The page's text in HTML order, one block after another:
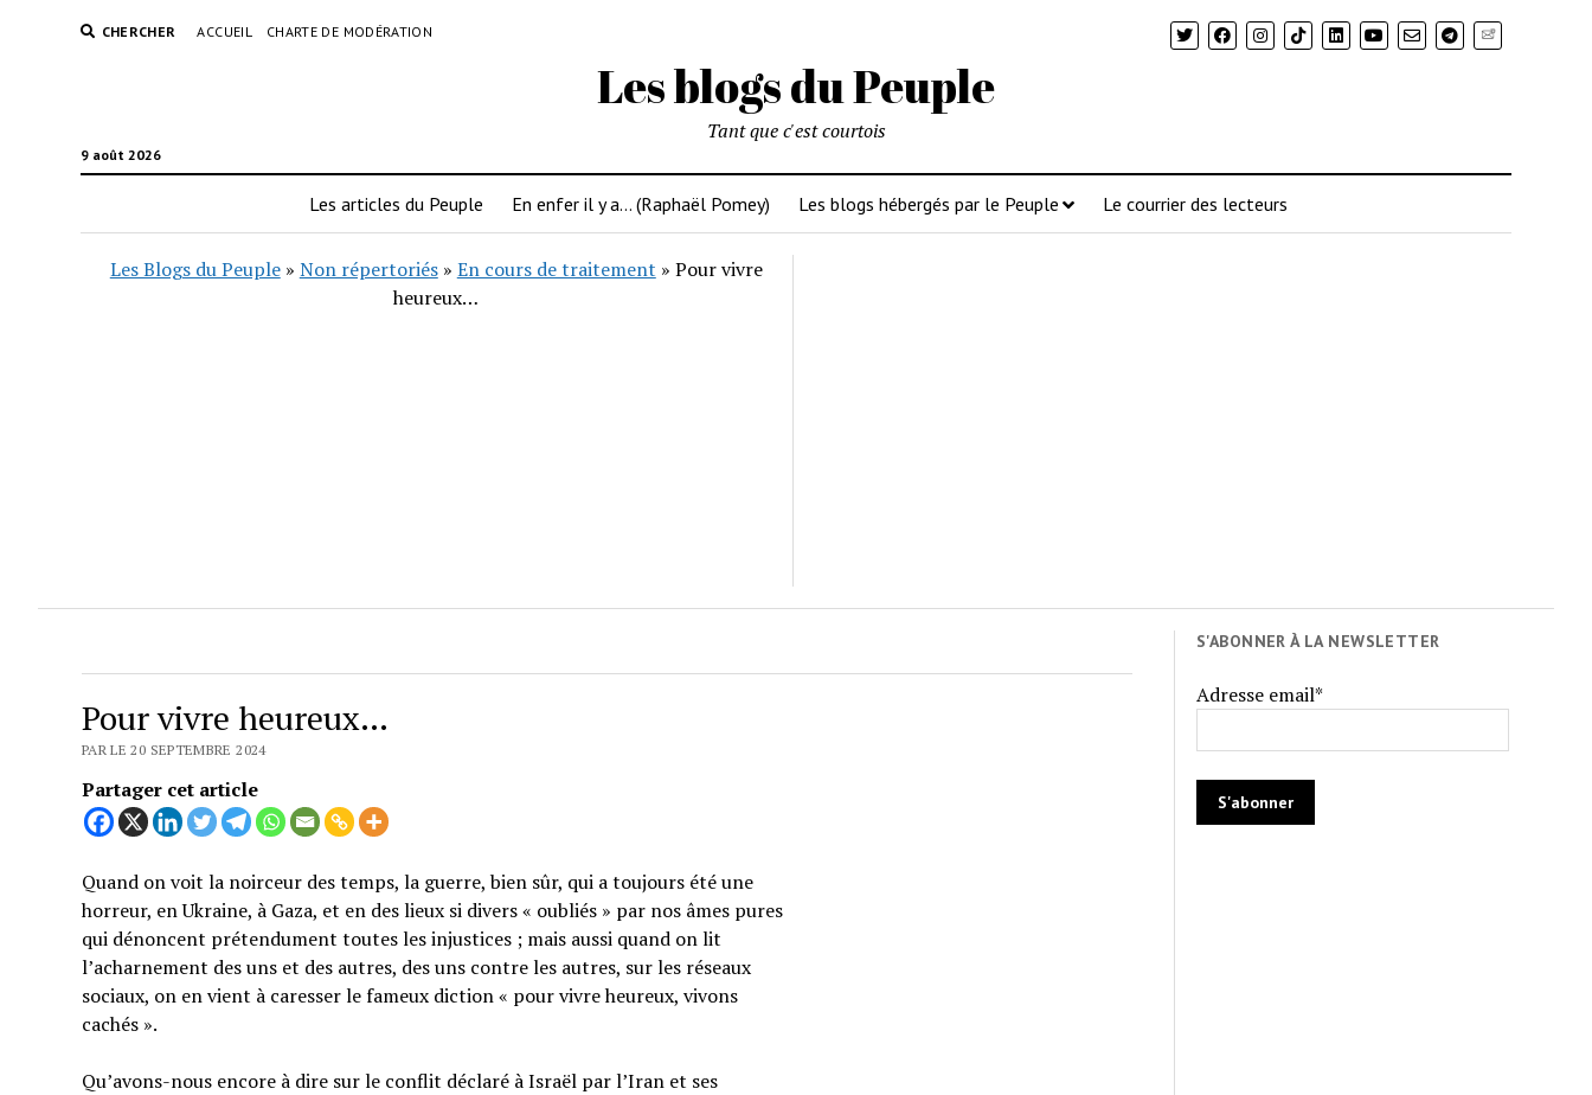
CHERCHER ACCUEIL CHARTE DE MODÉRATION Newsletter
Les blogs du Peuple
9 août 2026
Tant que c'est courtois
Les articles du Peuple En enfer il y a… (Raphaël Pomey) Les blogs hébergés par le Peuple Le courrier des lecteurs
Les Blogs du Peuple» Non répertoriés» En cours de traitement » Pour vivre
heureux…
Pour vivre heureux…
PAR LE 20 SEPTEMBRE 2024
Partager cet article
Quand on voit la noirceur des temps, la guerre, bien sûr, qui a toujours été une
horreur, en Ukraine, à Gaza, et en des lieux si divers « oubliés » par nos âmes pures
qui dénoncent prétendument toutes les injustices ; mais aussi quand on lit
l’acharnement des uns et des autres, des uns contre les autres, sur les réseaux
sociaux, on en vient à caresser le fameux diction « pour vivre heureux, vivons
cachés ».
Qu’avons-nous encore à dire sur le conflit déclaré à Israël par l’Iran et ses
S'ABONNER À LA NEWSLETTER
Adresse email*